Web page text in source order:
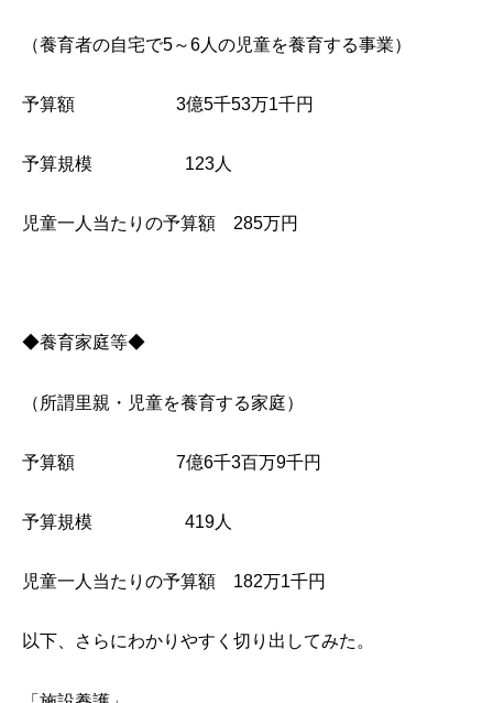
（養育者の自宅で5～6人の児童を養育する事業）
予算額 3億5千53万1千円
予算規模 123人
児童一人当たりの予算額 285万円
◆養育家庭等◆
（所謂里親・児童を養育する家庭）
予算額 7億6千3百万9千円
予算規模 419人
児童一人当たりの予算額 182万1千円
以下、さらにわかりやすく切り出してみた。